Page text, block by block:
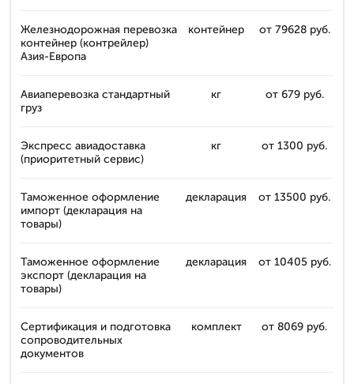
Железнодорожная перевозка
контейнер (контрейлер)
Азия-Европа
контейнер от 79628 руб.
Авиаперевозка стандартный
груз
кг от 679 руб.
Экспресс авиадоставка
(приоритетный сервис)
кг от 1300 руб.
Таможенное оформление
импорт (декларация на
товары)
декларация от 13500 руб.
Таможенное оформление
экспорт (декларация на
товары)
декларация от 10405 руб.
Сертификация и подготовка
сопроводительных
документов
комплект от 8069 руб.